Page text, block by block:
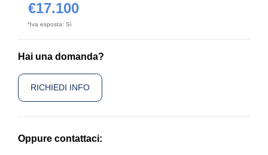
€17.100
*Iva esposta: Sì
Hai una domanda?
RICHIEDI INFO
Oppure contattaci: